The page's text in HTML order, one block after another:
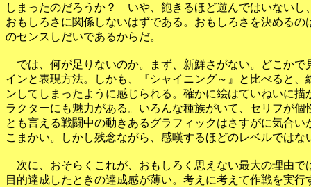
しまったのだろうか？　いや、飽きるほど遊んではいないし
おもしろさに関係しないはずである。おもしろさを決めるの
のセンスしだいであるからだ。
では、何が足りないのか。まず、新鮮さがない。どこかで
インと表現方法。しかも、『シャイニング～』と比べると、
ンしてしまったように感じられる。確かに絵はていねいに描
ラクターにも魅力がある。いろんな種族がいて、セリフが個
とも言える戦闘中の動きあるグラフィックはさすがに気合い
こまかい。しかし残念ながら、感嘆するほどのレベルではな
次に、おそらくこれが、おもしろく思えない最大の理由で
目的達成したときの達成感が薄い。考えに考えて作戦を実行